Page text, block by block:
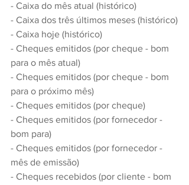
- Caixa do mês atual (histórico)
- Caixa dos três últimos meses (histórico)
- Caixa hoje (histórico)
- Cheques emitidos (por cheque - bom
para o mês atual)
- Cheques emitidos (por cheque - bom
para o próximo mês)
- Cheques emitidos (por cheque)
- Cheques emitidos (por fornecedor -
bom para)
- Cheques emitidos (por fornecedor -
mês de emissão)
- Cheques recebidos (por cliente - bom